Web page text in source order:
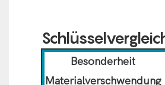
Besonderheit
Materialverschwendung